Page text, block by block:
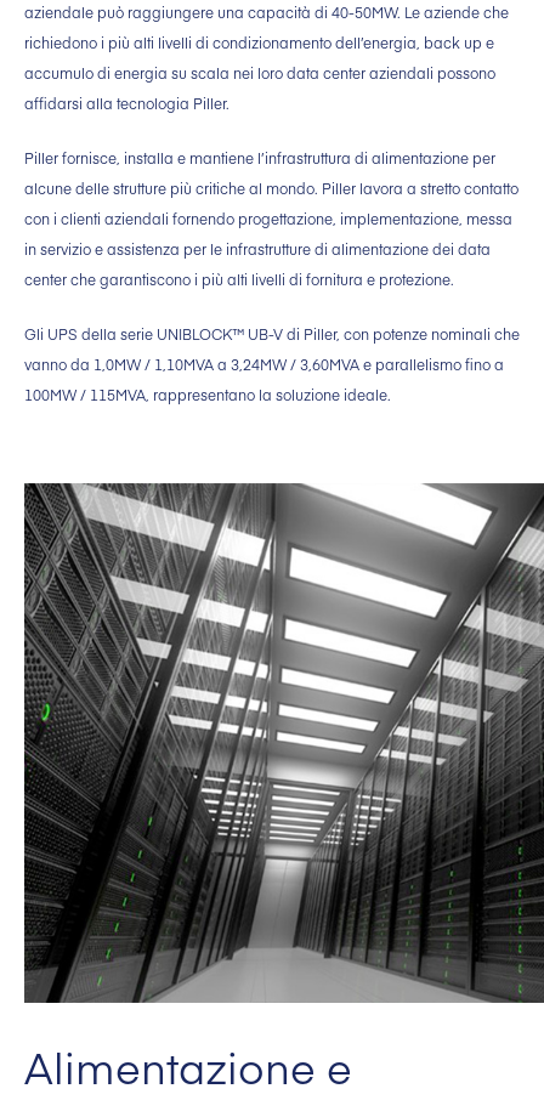
aziendale può raggiungere una capacità di 40-50MW. Le aziende che
richiedono i più alti livelli di condizionamento dell’energia, back up e
accumulo di energia su scala nei loro data center aziendali possono
affidarsi alla tecnologia Piller.
Piller fornisce, installa e mantiene l’infrastruttura di alimentazione per
alcune delle strutture più critiche al mondo. Piller lavora a stretto contatto
con i clienti aziendali fornendo progettazione, implementazione, messa
in servizio e assistenza per le infrastrutture di alimentazione dei data
center che garantiscono i più alti livelli di fornitura e protezione.
Gli UPS della serie UNIBLOCK™ UB-V di Piller, con potenze nominali che
vanno da 1,0MW / 1,10MVA a 3,24MW / 3,60MVA e parallelismo fino a
100MW / 115MVA, rappresentano la soluzione ideale.
Alimentazione e